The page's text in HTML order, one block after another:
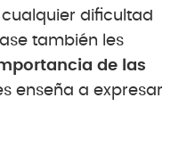
dificultad
también les
de las
enseña a expresar